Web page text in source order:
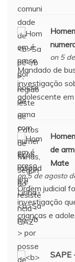
on 5
Mandado de
investigação
adolescente em
de
Mate
on 5 de agosto
Ordem judicial
investigação
crianças e
SAPE